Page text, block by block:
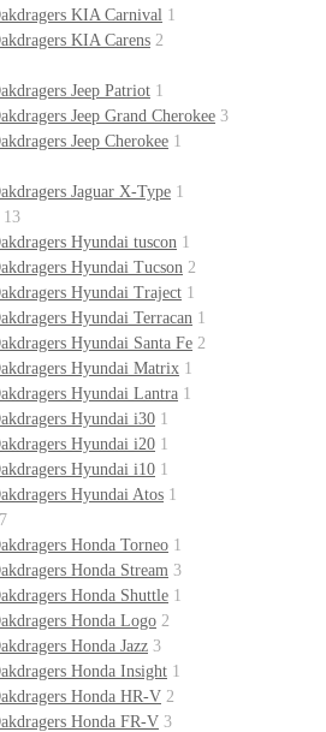
KIA Carnival 1
KIA Carens 2
Jeep Patriot 1
Jeep Grand Cherokee 3
Jeep Cherokee 1
Jaguar X-Type 1
13
Hyundai tuscon 1
Hyundai Tucson 2
Hyundai Traject 1
Hyundai Terracan 1
Hyundai Santa Fe 2
Hyundai Matrix 1
Hyundai Lantra 1
Hyundai i30 1
Hyundai i20 1
Hyundai i10 1
Hyundai Atos 1
Honda Torneo 1
Honda Stream 3
Honda Shuttle 1
Honda Logo 2
Honda Jazz 3
Honda Insight 1
Honda HR-V 2
Honda FR-V 3